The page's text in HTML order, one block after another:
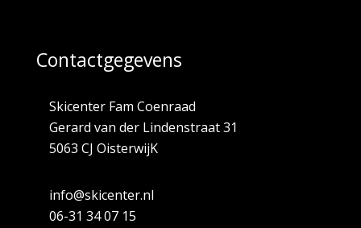
Contactgegevens
Skicenter Fam Coenraad
Gerard van der Lindenstraat 31
5063 CJ OisterwijK
info@skicenter.nl
06-31 34 07 15